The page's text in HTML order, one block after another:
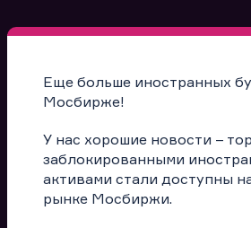
Еще больше иностранных
Мосбирже!
У нас хорошие новости –
заблокированными
активами стали доступны
рынке Мосбиржи.